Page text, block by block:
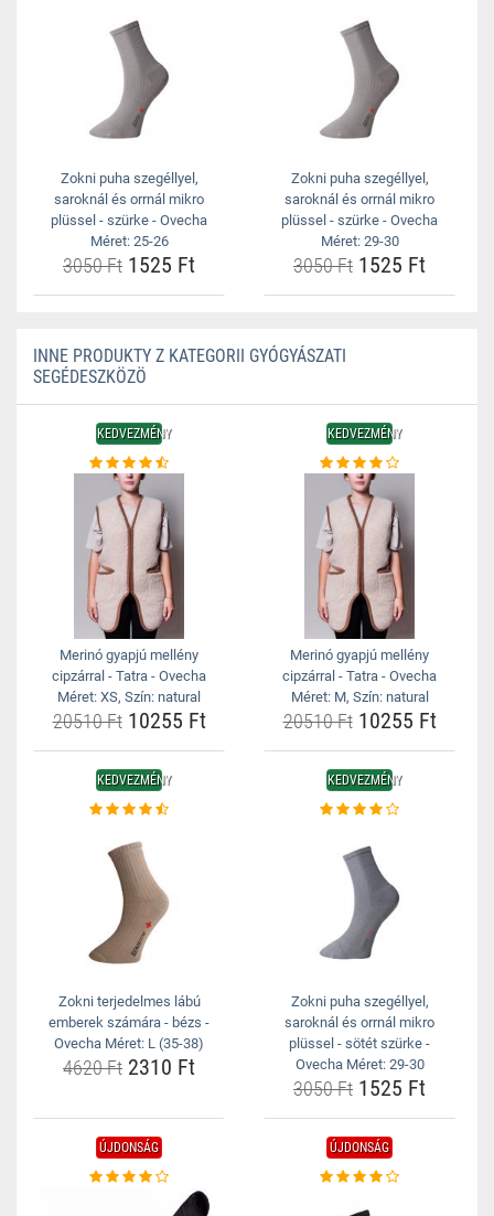
Zokni puha szegéllyel,
saroknál és orrnál mikro
plüssel - szürke - Ovecha
Méret: 25-26
3050 Ft 1525 Ft
Zokni puha szegéllyel,
saroknál és orrnál mikro
plüssel - szürke - Ovecha
Méret: 29-30
3050 Ft 1525 Ft
INNE PRODUKTY Z KATEGORII GYÓGYÁSZATI
SEGÉDESZKÖZÖ
KEDVEZMÉNY
Merinó gyapjú mellény
cipzárral - Tatra - Ovecha
Méret: XS, Szín: natural
20510 Ft10255 Ft
KEDVEZMÉNY
Merinó gyapjú mellény
cipzárral - Tatra - Ovecha
Méret: M, Szín: natural
20510 Ft10255 Ft
KEDVEZMÉNY
Zokni terjedelmes lábú
emberek számára - bézs -
Ovecha Méret: L (35-38)
4620 Ft 2310 Ft
KEDVEZMÉNY
Zokni puha szegéllyel,
saroknál és orrnál mikro
plüssel - sötét szürke -
Ovecha Méret: 29-30
3050 Ft 1525 Ft
ÚJDONSÁG ÚJDONSÁG